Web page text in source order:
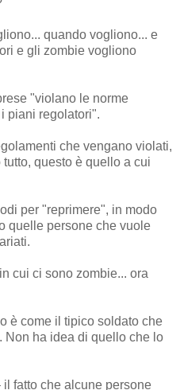
quando vogliono... e
e gli zombie vogliono
"violano le norme
piani regolatori".
che vengano violati,
questo è quello a cui
per "reprimere", in modo
quelle persone che vuole
cui ci sono zombie... ora
è come il tipico soldato che
Non ha idea di quello che lo
fatto che alcune persone